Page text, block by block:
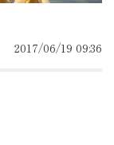
2017/06/19 09:36